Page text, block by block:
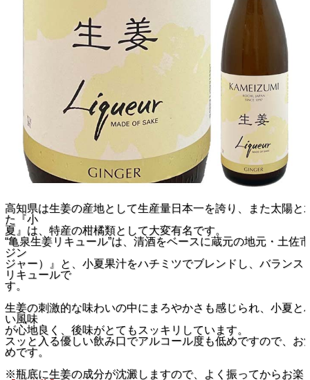
高知県は生姜の産地として生産量日本一を誇り、また太陽と
た『小
夏』は、特産の柑橘類として大変有名です。
“亀泉生姜リキュール”は、清酒をベースに蔵元の地元・土佐
ジン
ジャー）』と、小夏果汁をハチミツでブレンドし、バランス
リキュールで
す。
生姜の刺激的な味わいの中にまろやかさも感じられ、小夏と
い風味
が心地良く、後味がとてもスッキリしています。
スッと入る優しい飲み口でアルコール度も低めですので、お
めです。
※瓶底に生姜の成分が沈澱しますので、よく振ってからお楽